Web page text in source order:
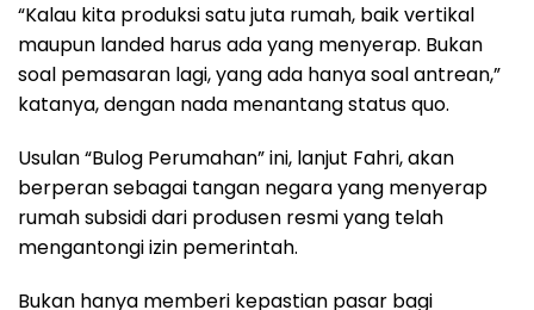
“Kalau kita produksi satu juta rumah, baik vertikal
maupun landed harus ada yang menyerap. Bukan
soal pemasaran lagi, yang ada hanya soal antrean,”
katanya, dengan nada menantang status quo.
Usulan “Bulog Perumahan” ini, lanjut Fahri, akan
berperan sebagai tangan negara yang menyerap
rumah subsidi dari produsen resmi yang telah
mengantongi izin pemerintah.
Bukan hanya memberi kepastian pasar bagi